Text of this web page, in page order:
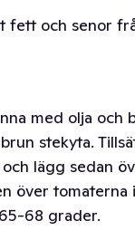
fett och senor
med olja
stekyta.
lägg sedan
över tomaterna
68 grader.